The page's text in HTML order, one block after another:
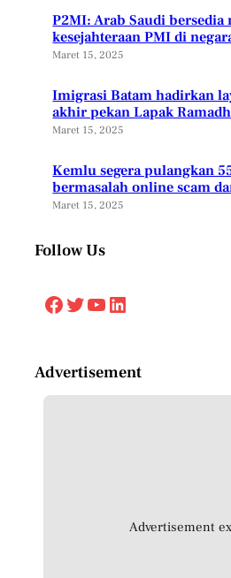
P2MI: Arab Saudi
kesejahteraan PMI di
Maret 15, 2025
Imigrasi Batam hadirkan
akhir pekan Lapak
Maret 15, 2025
Kemlu segera pulangkan
bermasalah online scam
Maret 15, 2025
Follow Us
Facebook Twitter YouTube LinkedIn
Advertisement
Advertisement